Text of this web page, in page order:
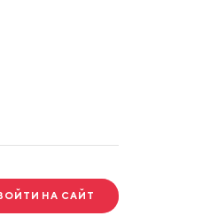
НА САЙТ